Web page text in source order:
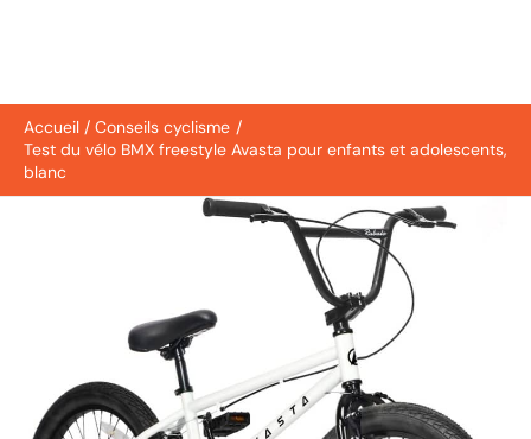
Accueil
Conseils cyclisme
Test du vélo BMX freestyle Avasta pour enfants et adolescents,
blanc